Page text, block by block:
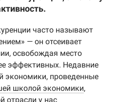
часто называют
— он отсеивает
освобождая место
эффективных. Недавние
экономики, проведенные
школой экономики,
отрасли у нас